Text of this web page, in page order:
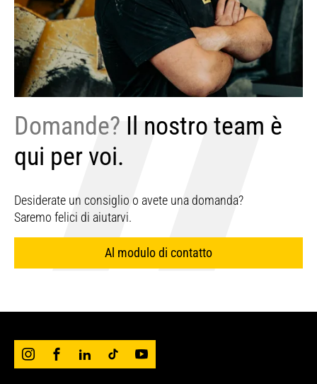
Domande? Il nostro team è
qui per voi.
Desiderate un consiglio o avete una domanda?
Saremo felici di aiutarvi.
Al modulo di contatto